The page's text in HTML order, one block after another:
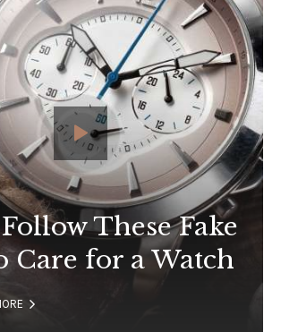
These Fake
Care for a Watch
